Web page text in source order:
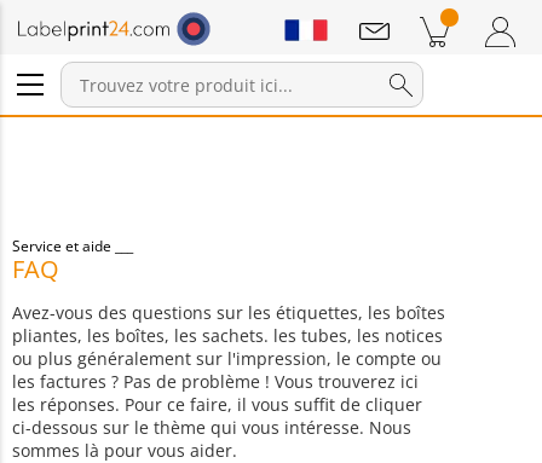
Produits dans le panier
Annonces
Service et aide
FAQ
Avez-vous des questions sur les étiquettes, les boîtes
pliantes, les boîtes, les sachets. les tubes, les notices
ou plus généralement sur l'impression, le compte ou
les factures ? Pas de problème ! Vous trouverez ici
les réponses. Pour ce faire, il vous suffit de cliquer
ci-dessous sur le thème qui vous intéresse. Nous
sommes là pour vous aider.